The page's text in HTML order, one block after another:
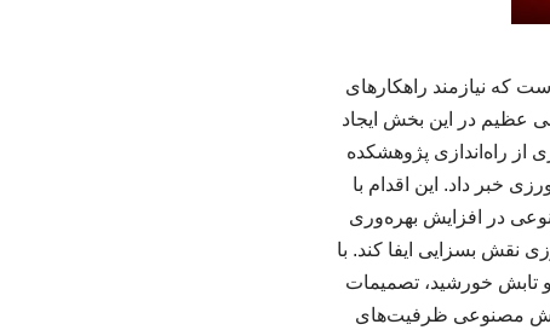
که نیازمند راهکارهای
عظیم در این بخش ایجاد
از راه‌اندازی پژوهشکده
خبر داد. این اقدام با
در افزایش بهره‌وری
نقش بسزایی ایفا کند. با
و تابش خورشید، تصمیمات
مصنوعی ظرفیت‌های